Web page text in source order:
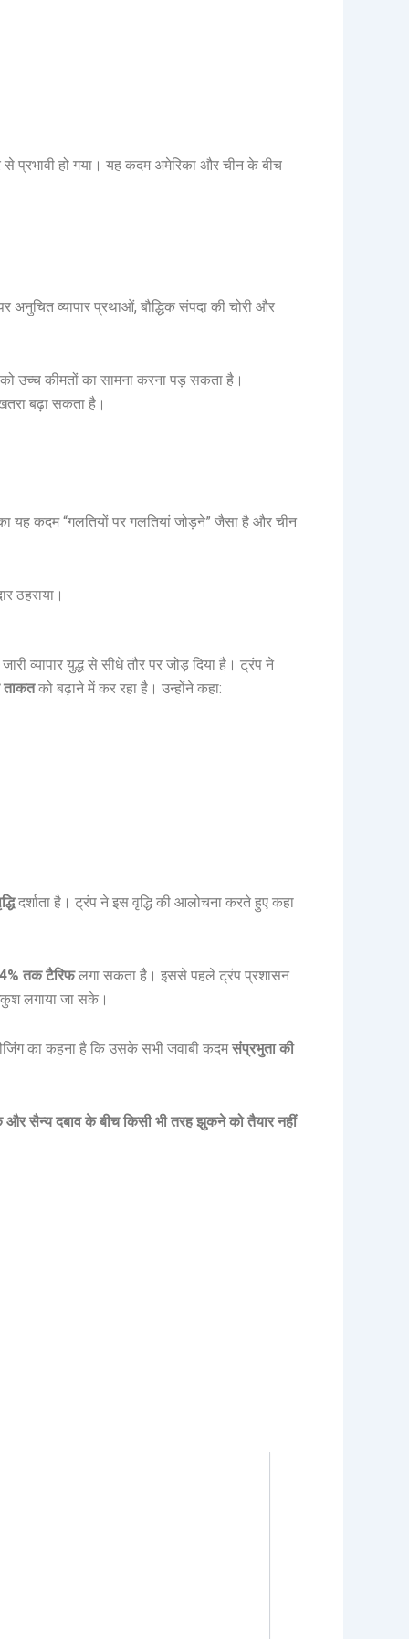
से प्रभावी हो गया। यह कदम अमेरिका और चीन के बीच
व्यापार प्रथाओं, बौद्धिक संपदा की चोरी और
उच्च कीमतों का सामना करना पड़ सकता है।
बढ़ा सकता है।
यह कदम “गलतियों पर गलतियां जोड़ने” जैसा है और चीन
ठहराया।
व्यापार युद्ध से सीधे तौर पर जोड़ दिया है। ट्रंप ने
ताकतको बढ़ाने में कर रहा है। उन्होंने कहा:
दर्शाता है। ट्रंप ने इस वृद्धि की आलोचना करते हुए कहा
तक टैरिफलगा सकता है। इससे पहले ट्रंप प्रशासन
लगाया जा सके।
का कहना है कि उसके सभी जवाबी कदमसंप्रभुता की
और सैन्य दबाव के बीच किसी भी तरह झुकने को तैयार नहीं